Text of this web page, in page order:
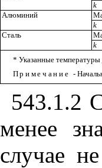
k
Алюминий
k
Сталь
k
* Указанные температуры
Примечание-
543.1.2
менее
случае